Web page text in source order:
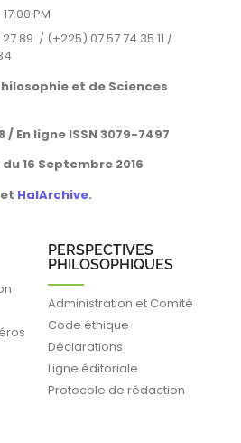
PM
89 / (+225) 07 57 74 35 11 /
et de Sciences
/ En ligne ISSN 3079-7497
du 16 Septembre 2016
et HalArchive.
PERSPECTIVES
PHILOSOPHIQUES
Administration et Comité
Code éthique
Déclarations
Ligne éditoriale
Protocole de rédaction